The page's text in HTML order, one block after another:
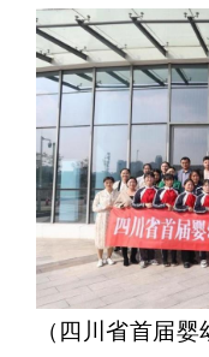
（四川省首届